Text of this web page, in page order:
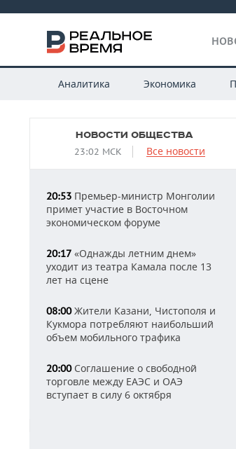
Аналитика Экономика
НОВОСТИ ОБЩЕСТВА
23:02 МСК Все новости
20:53 Премьер-министр Монголии
примет участие в Восточном
экономическом форуме
20:17 «Однажды летним днем»
уходит из театра Камала после 13
лет на сцене
08:00Жители Казани, Чистополя и
Кукмора потребляют наибольший
объем мобильного трафика
20:00Соглашение о свободной
торговле между ЕАЭС и ОАЭ
вступает в силу 6 октября